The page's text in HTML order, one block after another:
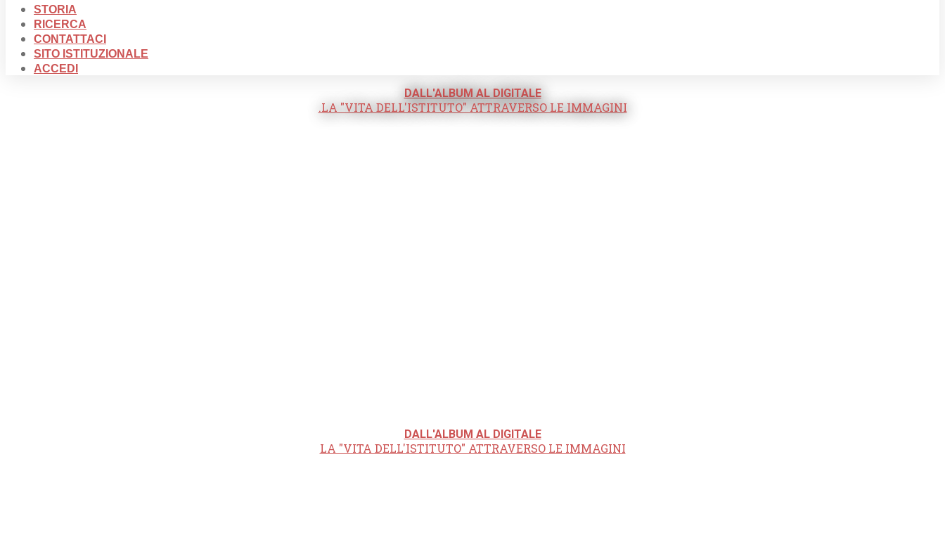
STORIA
RICERCA
CONTATTACI
SITO ISTITUZIONALE
ACCEDI
DALL'ALBUM AL DIGITALE
.LA "VITA DELL'ISTITUTO" ATTRAVERSO LE IMMAGINI
DALL'ALBUM AL DIGITALE
LA "VITA DELL'ISTITUTO" ATTRAVERSO LE IMMAGINI